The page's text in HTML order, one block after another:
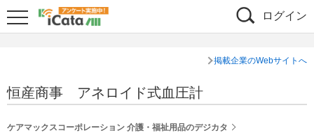
ログイン
掲載企業のWebサイトへ
恒産商事 アネロイド式血圧計
ケアマックスコーポレーション 介護・福祉用品のデジカタ